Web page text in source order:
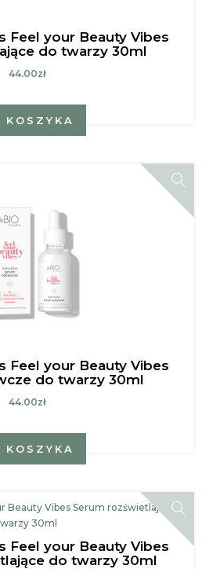
Feel your Beauty Vibes
do twarzy 30ml
44.00zł
KOSZYKA
Feel your Beauty Vibes
do twarzy 30ml
44.00zł
KOSZYKA
Feel your Beauty Vibes
do twarzy 30ml